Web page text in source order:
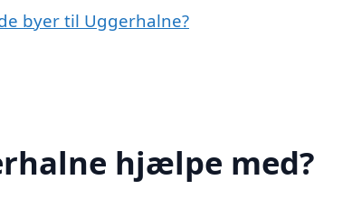
byer til Uggerhalne?
hjælpe med?